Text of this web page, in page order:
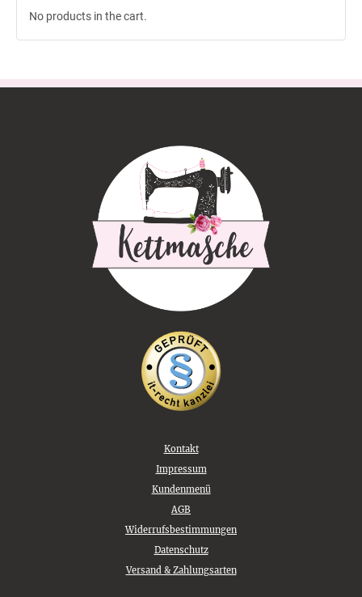
No products in the cart.
Kontakt
Impressum
Kundenmenü
AGB
Widerrufsbestimmungen
Datenschutz
Versand & Zahlungsarten